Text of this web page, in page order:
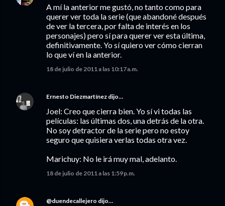
A mí la anterior me gustó, no tanto como para
querer ver toda la serie (que abandoné después
de ver la tercera, por falta de interés en los
personajes) pero sí para querer ver esta última,
definitivamente. Yo sí quiero ver cómo cierran
lo que ví en la anterior.
18 de julio de 2011 a las 10:17 a.m.
Ernesto Diezmartínez dijo…
Joel: Creo que cierra bien. Yo sí vi todas las
películas: las últimas dos, una detrás de la otra.
No soy detractor de la serie pero no estoy
seguro que quisiera verlas todas otra vez.
Marichuy: No le irá muy mal, adelanto.
18 de julio de 2011 a las 1:59 p.m.
@duendecallejero dijo…